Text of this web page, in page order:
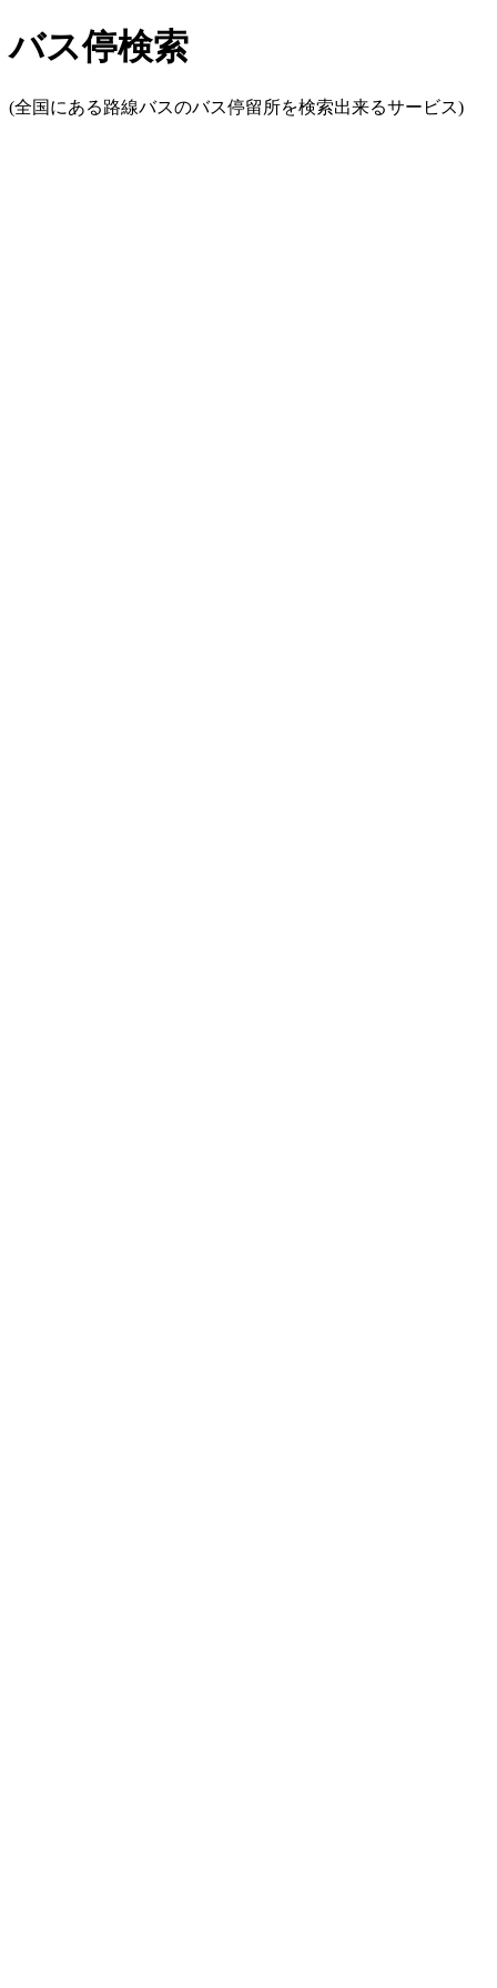
バス停検索
(全国にある路線バスのバス停留所を検索出来るサービス)